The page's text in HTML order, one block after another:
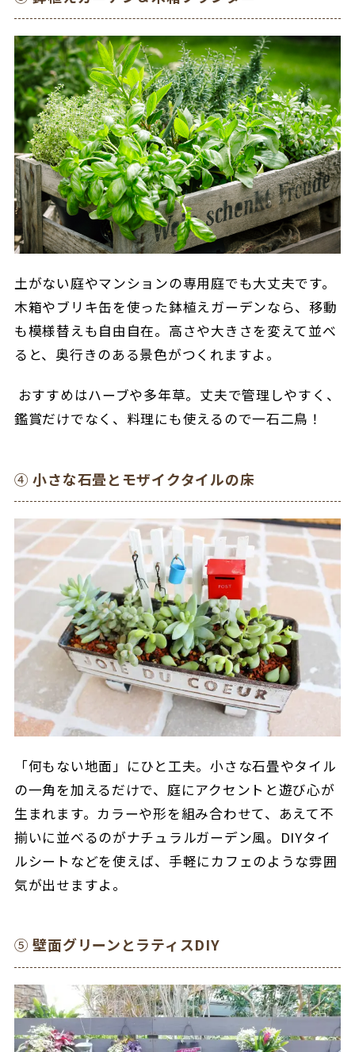
土がない庭やマンションの専用庭でも大丈夫です。
木箱やブリキ缶を使った鉢植えガーデンなら、移動
も模様替えも自由自在。高さや大きさを変えて並べ
ると、奥行きのある景色がつくれますよ。
おすすめはハーブや多年草。丈夫で管理しやすく、
鑑賞だけでなく、料理にも使えるので一石二鳥！
④ 小さな石畳とモザイクタイルの床
「何もない地面」にひと工夫。小さな石畳やタイル
の一角を加えるだけで、庭にアクセントと遊び心が
生まれます。カラーや形を組み合わせて、あえて不
揃いに並べるのがナチュラルガーデン風。DIYタイ
ルシートなどを使えば、手軽にカフェのような雰囲
気が出せますよ。
⑤ 壁面グリーンとラティスDIY